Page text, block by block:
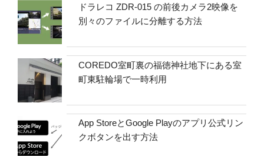
ドラレコ ZDR-015 の前後カメラ2映像を
別々のファイルに分離する方法
COREDO室町裏の福徳神社地下にある室
町東駐輪場で一時利用
App StoreとGoogle Playのアプリ公式リン
クボタンを出す方法